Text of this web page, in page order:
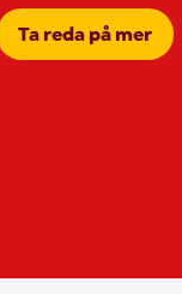
Ta reda på mer